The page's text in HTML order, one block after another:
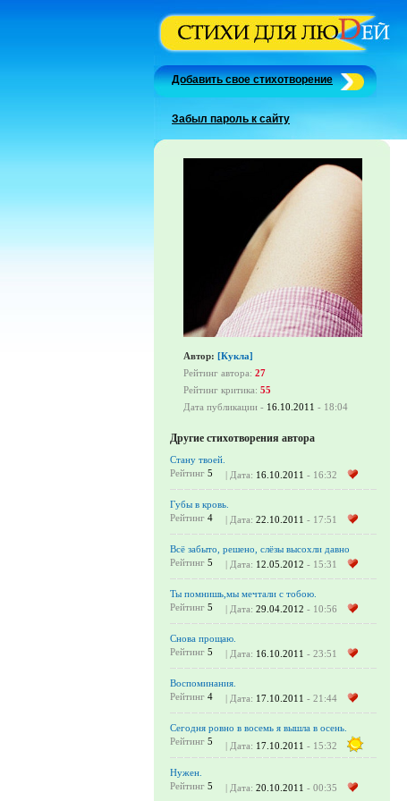
Добавить свое стихотворение
Забыл пароль к сайту
Автор: [Кукла]
Рейтинг автора: 27
Рейтинг критика: 55
Дата публикации - 16.10.2011 - 18:04
Другие стихотворения автора
Стану твоей.
Рейтинг 5 | Дата: 16.10.2011 - 16:32
Губы в кровь.
Рейтинг 4 | Дата: 22.10.2011 - 17:51
Всё забыто, решено, слёзы высохли давно
Рейтинг 5 | Дата: 12.05.2012 - 15:31
Ты помнишь,мы мечтали с тобою.
Рейтинг 5 | Дата: 29.04.2012 - 10:56
Снова прощаю.
Рейтинг 5 | Дата: 16.10.2011 - 23:51
Воспоминания.
Рейтинг 4 | Дата: 17.10.2011 - 21:44
Сегодня ровно в восемь я вышла в осень.
Рейтинг 5 | Дата: 17.10.2011 - 15:32
Нужен.
Рейтинг 5 | Дата: 20.10.2011 - 00:35